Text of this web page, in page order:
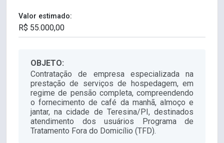
Valor estimado:
OBJETO:
Contratação de empresa especializada na
prestação de serviços de hospedagem, em
regime de pensão completa, compreendendo
o fornecimento de café da manhã, almoço e
jantar, na cidade de Teresina/PI, destinados
atendimento dos usuários Programa de
Tratamento Fora do Domicílio (TFD).